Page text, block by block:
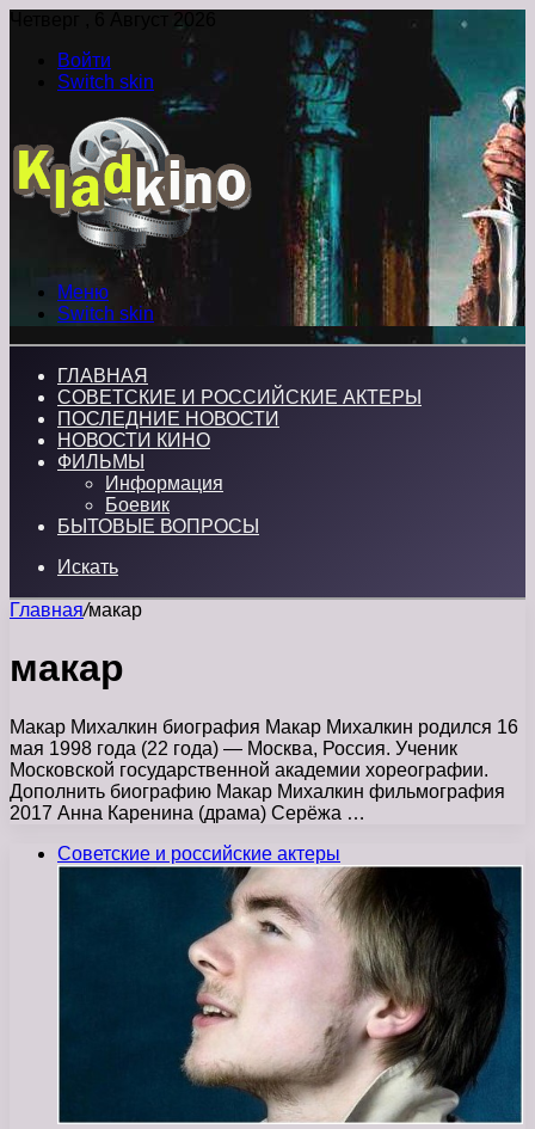
Четверг , 6 Август 2026
Войти
Switch skin
Меню
Switch skin
ГЛАВНАЯ
СОВЕТСКИЕ И РОССИЙСКИЕ АКТЕРЫ
ПОСЛЕДНИЕ НОВОСТИ
НОВОСТИ КИНО
ФИЛЬМЫ
Информация
Боевик
БЫТОВЫЕ ВОПРОСЫ
Искать
Главная/макар
макар
Макар Михалкин биография Макар Михалкин родился 16
мая 1998 года (22 года) — Москва, Россия. Ученик
Московской государственной академии хореографии.
Дополнить биографию Макар Михалкин фильмография
2017 Анна Каренина (драма) Серёжа …
Советские и российские актеры